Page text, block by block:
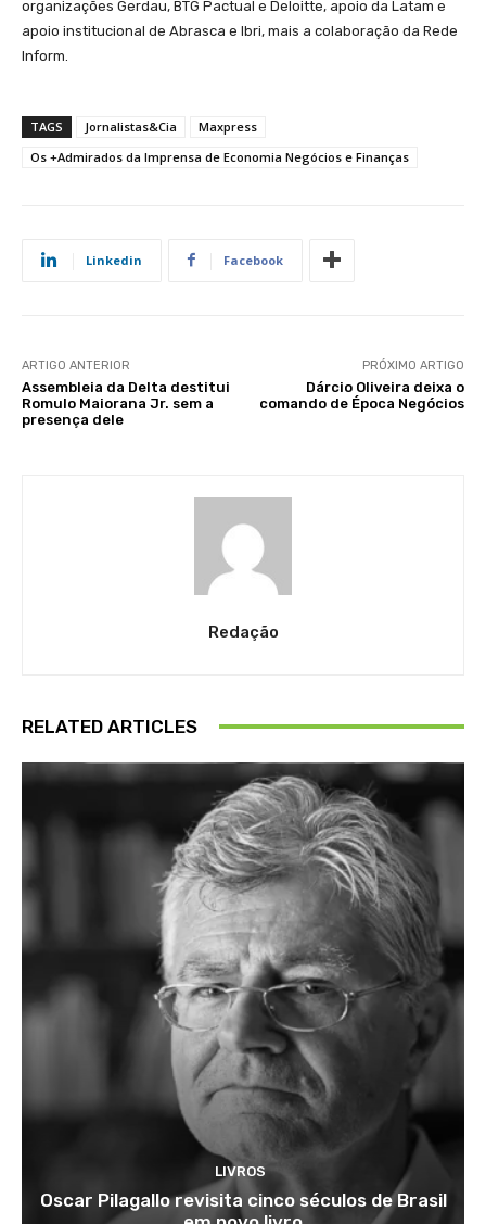
organizações Gerdau, BTG Pactual e Deloitte, apoio da Latam e
apoio institucional de Abrasca e Ibri, mais a colaboração da Rede
Inform.
TAGS Jornalistas&Cia
Maxpress
Os +Admirados da Imprensa de Economia Negócios e Finanças
Linkedin Facebook
ARTIGO ANTERIOR
Assembleia da Delta destitui
Romulo Maiorana Jr. sem a
presença dele
PRÓXIMO ARTIGO
Dárcio Oliveira deixa o
comando de Época Negócios
Redação
RELATED ARTICLES
LIVROS
Oscar Pilagallo revisita cinco séculos de Brasil